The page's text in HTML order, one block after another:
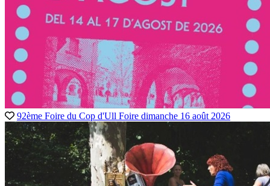
92ème Foire du Cop d'Ull Foire dimanche 16 août 2026